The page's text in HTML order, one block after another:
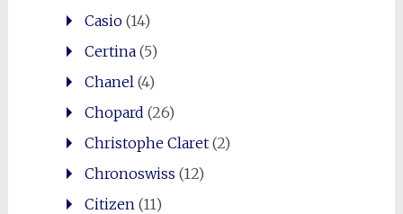
Casio(14)
Certina(5)
Chanel (4)
Chopard (26)
Christophe Claret(2)
Chronoswiss (12)
Citizen (11)